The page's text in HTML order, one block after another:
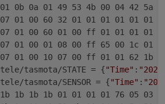
0b 0a 01 49 53 4b 00 04 42
01 00 60 32 01 01 01 01 01 01
01 00 60 01 00 ff 01 01 01 01
01 00 01 08 00 ff 65 00 1c 01
01 00 10 07 00 ff 01 01 62 1b
tasmota/STATE = {"Time" :
tasmota/SENSOR = {"Time" :
1b 1b 1b 01 01 01 01 76 05 03